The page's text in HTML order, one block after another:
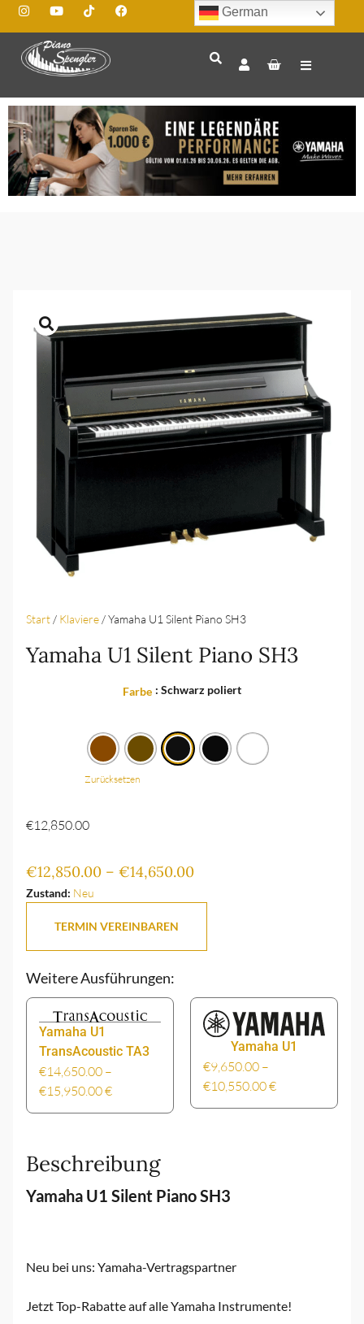
Start/ Klaviere/ Yamaha U1 Silent Piano SH3
Yamaha U1 Silent Piano SH3
Farbe : Schwarz poliert
Zurücksetzen
€12,850.00
€12,850.00 – €14,650.00
Zustand: Neu
TERMIN VEREINBAREN
Weitere Ausführungen:
Yamaha U1
TransAcoustic TA3
€14,650.00 –
€15,950.00€
Yamaha U1
€9,650.00 –
€10,550.00€
Beschreibung
Yamaha U1 Silent Piano SH3
Neu bei uns: Yamaha-Vertragspartner
Jetzt Top-Rabatte auf alle Yamaha Instrumente!
German